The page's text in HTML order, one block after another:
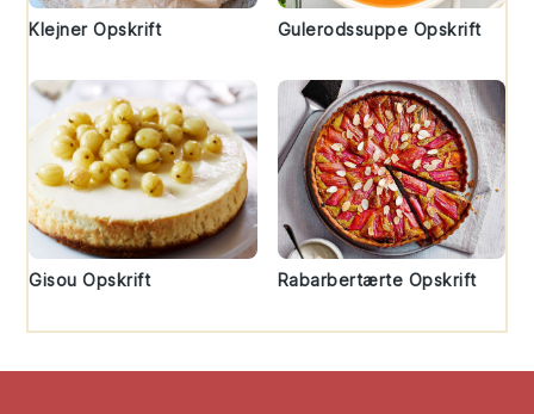
Klejner Opskrift Gulerodssuppe Opskrift
Gisou Opskrift Rabarbertærte Opskrift